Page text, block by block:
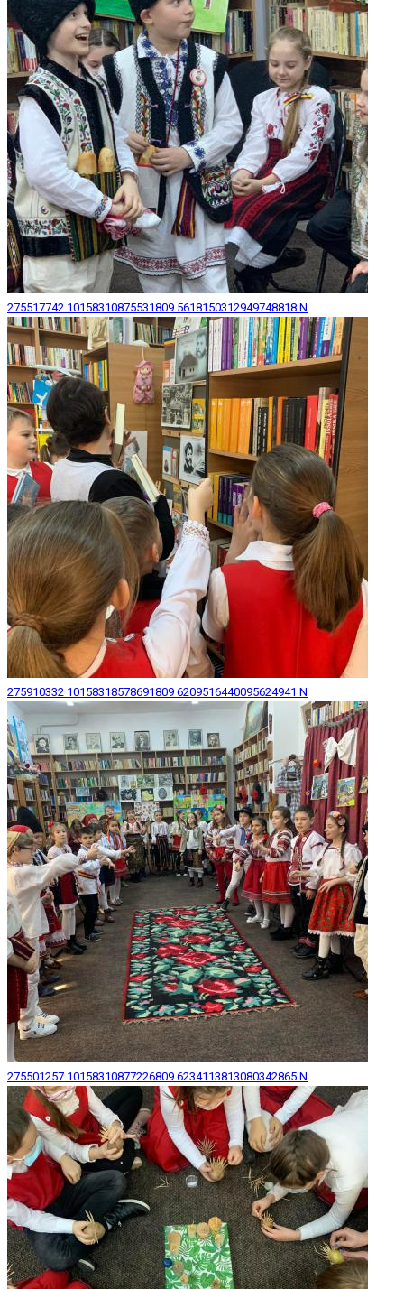
275517742 10158310875531809 5618150312949748818 N
275910332 10158318578691809 6209516440095624941 N
275501257 10158310877226809 6234113813080342865 N